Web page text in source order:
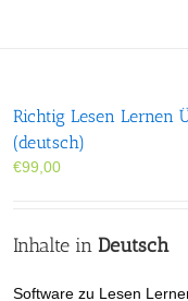
Richtig Lesen Lernen
(deutsch)
€99,00
Inhalte in Deutsch
Software zu Lesen